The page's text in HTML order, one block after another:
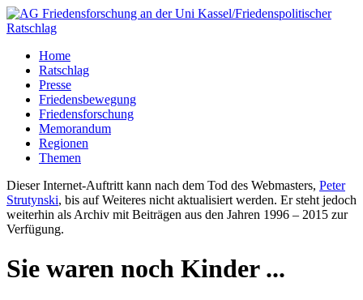
Home
Ratschlag
Presse
Friedensbewegung
Friedensforschung
Memorandum
Regionen
Themen
Dieser Internet-Auftritt kann nach dem Tod des Webmasters, Peter
Strutynski, bis auf Weiteres nicht aktualisiert werden. Er steht jedoch
weiterhin als Archiv mit Beiträgen aus den Jahren 1996 – 2015 zur
Verfügung.
Sie waren noch Kinder ...